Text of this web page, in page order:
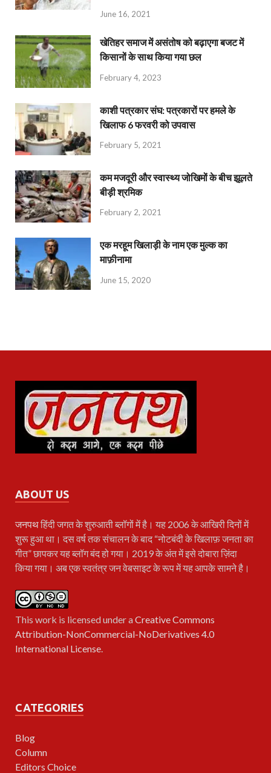
June 16, 2021
खेतिहर समाज में असंतोष को बढ़ाएगा बजट में
किसानों के साथ किया गया छल
February 4, 2023
काशी पत्रकार संघ: पत्रकारों पर हमले के
खिलाफ 6 फरवरी को उपवास
February 5, 2021
कम मजदूरी और स्वास्थ्य जोखिमों के बीच झूलते
बीड़ी श्रमिक
February 2, 2021
एक मरहूम खिलाड़ी के नाम एक मुल्क का
माफ़ीनामा
June 15, 2020
ABOUT US
जनपथहिंदी जगत के शुरुआती ब्लॉगों में है। यह 2006 के आखिरी दिनों में
शुरू हुआ था। दस वर्ष तक संचालन के बाद “नोटबंदी के खिलाफ़ जनता का
गीत” छापकर यह ब्लॉग बंद हो गया। 2019 के अंत में इसे दोबारा ज़िंदा
किया गया। अब एक स्वतंत्र जन वेबसाइट के रूप में यह आपके सामने है।
This work is licensed under aCreative Commons
Attribution-NonCommercial-NoDerivatives 4.0
International License.
CATEGORIES
Blog
Column
Editors Choice